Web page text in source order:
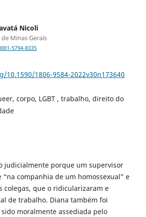
Nicoli
Minas Gerais
5794-8335
10.1590/1806-9584-2022v30n173640
corpo, LGBT , trabalho, direito do
judicialmente porque um supervisor
companhia de um homossexual” e
colegas, que o ridicularizaram e
de trabalho. Diana também foi
moralmente assediada pelo